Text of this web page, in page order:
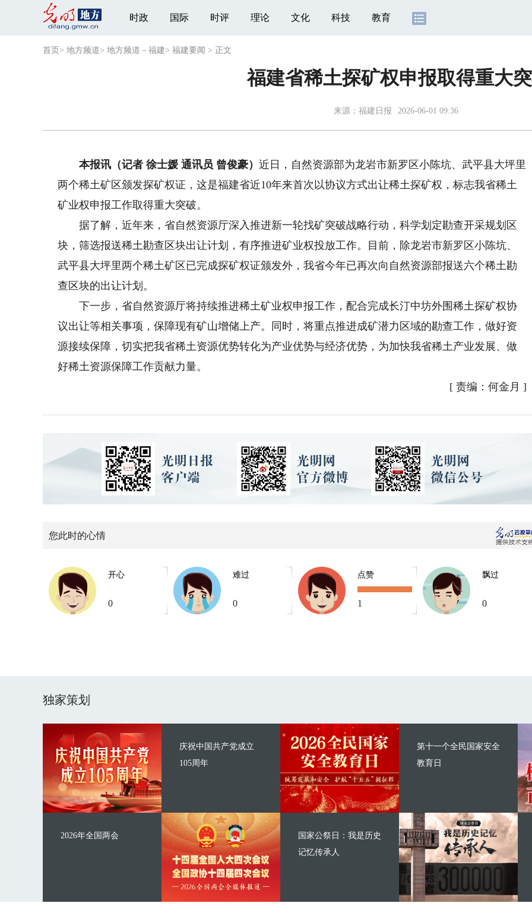
时政 国际 时评 理论 文化 科技 教育
首页 > 地方频道> 地方频道－福建> 福建要闻 > 正文
福建省稀土探矿权申报取得重大
来源： 福建日报 2026-06-01 09:36
本报讯（记者 徐士媛 通讯员 曾俊豪）近日，自然资源部为龙岩市新罗区小陈坑、武平县大坪里
两个稀土矿区颁发探矿权证，这是福建省近10年来首次以协议方式出让稀土探矿权，标志我省稀土
矿业权申报工作取得重大突破。
据了解，近年来，省自然资源厅深入推进新一轮找矿突破战略行动，科学划定勘查开采规划区
块，筛选报送稀土勘查区块出让计划，有序推进矿业权投放工作。目前，除龙岩市新罗区小陈坑、
武平县大坪里两个稀土矿区已完成探矿权证颁发外，我省今年已再次向自然资源部报送六个稀土勘
查区块的出让计划。
下一步，省自然资源厅将持续推进稀土矿业权申报工作，配合完成长汀中坊外围稀土探矿权协
议出让等相关事项，保障现有矿山增储上产。同时，将重点推进成矿潜力区域的勘查工作，做好资
源接续保障，切实把我省稀土资源优势转化为产业优势与经济优势，为加快我省稀土产业发展、做
好稀土资源保障工作贡献力量。
[ 责编：何金月 ]
您此时的心情
开心
0
难过
0
点赞
1
飘过
0
独家策划
庆祝中国共产党成立
105周年
2026年全国两会
第十一个全民国家安全
教育日
国家公祭日：我是历史
记忆传承人